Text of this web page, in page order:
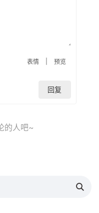
表情 预览
回复
的人吧~